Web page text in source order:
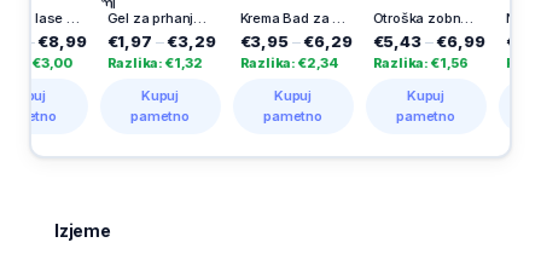
Gel za prhanje & šampon Men, Sport 3D, Afrodita, 250 ml
€1,97 €3,29
Razlika: €1,32
pametno
Krema Bad za pritrditev zobne proteze, 47g
€3,95 –€6,29
Razlika: €2,34
pametno
Otroška zobna pasta Junior od 6. do 12. leta, 75 ml
€5,43 –€6,99
Razlika: €1,56
pametno
€10,49 –
Razlika:
Izjeme